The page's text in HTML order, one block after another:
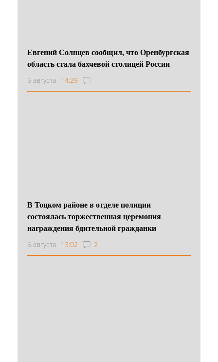
Евгений Солнцев сообщил, что Оренбургская
область стала бахчевой столицей России
6 августа 14:29
В Тоцком районе в отделе полиции
состоялась торжественная церемония
награждения бдительной гражданки
6 августа 13:02 2